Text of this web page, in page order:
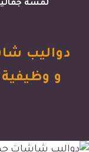
لمسة
دواليب
و